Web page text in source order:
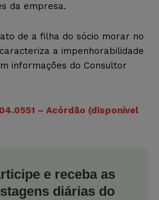
da empresa.
de a filha do sócio morar no
a impenhorabilidade
informações do Consultor
– Acórdão (disponível
e receba as
diárias do